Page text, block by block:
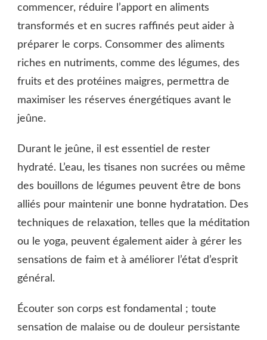
commencer, réduire l’apport en aliments
transformés et en sucres raffinés peut aider à
préparer le corps. Consommer des aliments
riches en nutriments, comme des légumes, des
fruits et des protéines maigres, permettra de
maximiser les réserves énergétiques avant le
jeûne.
Durant le jeûne, il est essentiel de rester
hydraté. L’eau, les tisanes non sucrées ou même
des bouillons de légumes peuvent être de bons
alliés pour maintenir une bonne hydratation. Des
techniques de relaxation, telles que la méditation
ou le yoga, peuvent également aider à gérer les
sensations de faim et à améliorer l’état d’esprit
général.
Écouter son corps est fondamental ; toute
sensation de malaise ou de douleur persistante